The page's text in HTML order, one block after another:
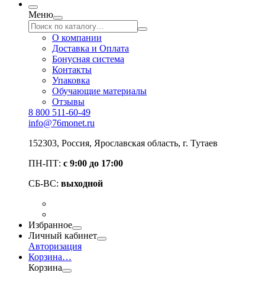
Меню
О компании
Доставка и Оплата
Бонусная система
Контакты
Упаковка
Обучающие материалы
Отзывы
8 800 511-60-49
info@76monet.ru
152303, Россия, Ярославская область, г. Тутаев
ПН-ПТ: с 9:00 до 17:00
СБ-ВС: выходной
Избранное
Личный кабинет
Авторизация
Корзина…
Корзина